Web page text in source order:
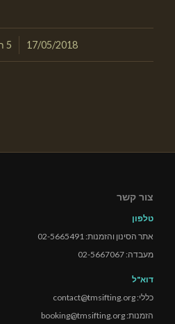
17/05/2018
/ 5 תגובות
צור קשר
טלפון
אתר הסינון והזמנות: 02-5665491
מעבדה: 02-5667067
דוא"ל
כללי: contact@tmsifting.org
הזמנות: booking@tmsifting.org